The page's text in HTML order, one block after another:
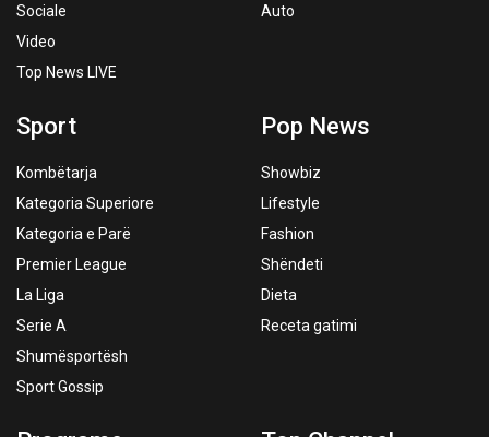
Sociale
Video
Top News LIVE
Auto
Sport
Kombëtarja
Kategoria Superiore
Kategoria e Parë
Premier League
La Liga
Serie A
Shumësportësh
Sport Gossip
Pop News
Showbiz
Lifestyle
Fashion
Shëndeti
Dieta
Receta gatimi